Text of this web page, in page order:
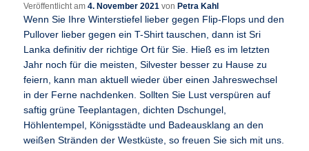
Veröffentlicht am4. November 2021 vonPetra Kahl
Wenn Sie Ihre Winterstiefel lieber gegen Flip-Flops und den
Pullover lieber gegen ein T-Shirt tauschen, dann ist Sri
Lanka definitiv der richtige Ort für Sie. Hieß es im letzten
Jahr noch für die meisten, Silvester besser zu Hause zu
feiern, kann man aktuell wieder über einen Jahreswechsel
in der Ferne nachdenken. Sollten Sie Lust verspüren auf
saftig grüne Teeplantagen, dichten Dschungel,
Höhlentempel, Königsstädte und Badeausklang an den
weißen Stränden der Westküste, so freuen Sie sich mit uns.